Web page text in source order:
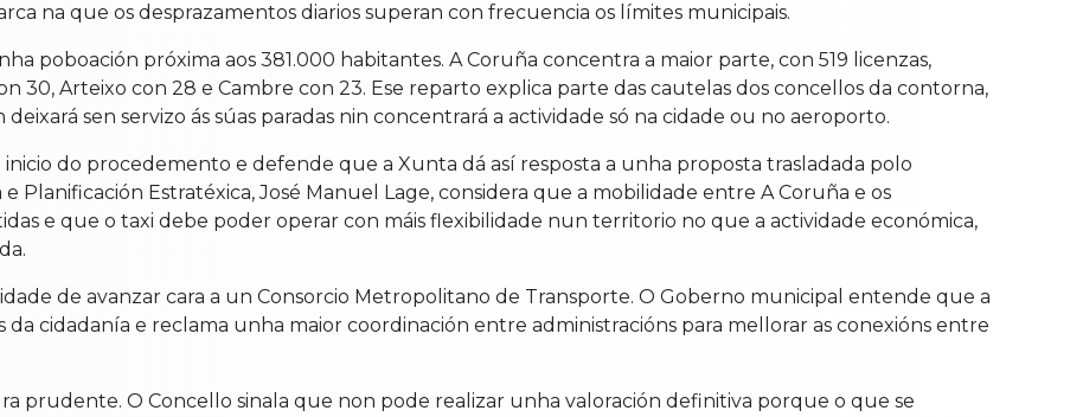
na que os desprazamentos diarios superan con frecuencia os límites municipais.
poboación próxima aos 381.000 habitantes. A Coruña concentra a maior parte, con 519 licenzas,
30, Arteixo con 28 e Cambre con 23. Ese reparto explica parte das cautelas dos concellos da contorna,
sen servizo ás súas paradas nin concentrará a actividade só na cidade ou no aeroporto.
do procedemento e defende que a Xunta dá así resposta a unha proposta trasladada polo
Planificación Estratéxica, José Manuel Lage, considera que a mobilidade entre A Coruña e os
e que o taxi debe poder operar con máis flexibilidade nun territorio no que a actividade económica,
de avanzar cara a un Consorcio Metropolitano de Transporte. O Goberno municipal entende que a
cidadanía e reclama unha maior coordinación entre administracións para mellorar as conexións entre
prudente. O Concello sinala que non pode realizar unha valoración definitiva porque o que se